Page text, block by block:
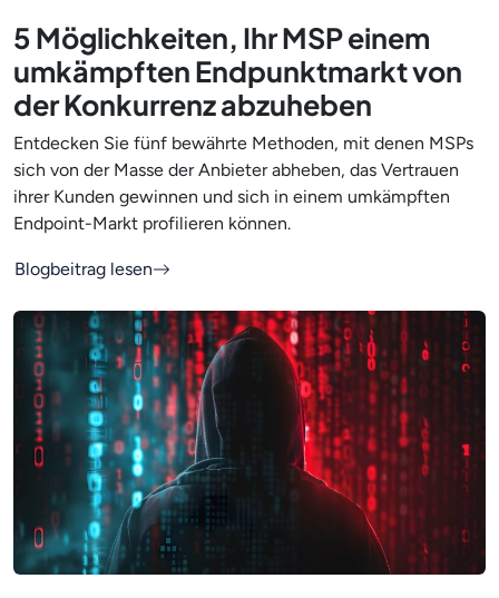
5 Möglichkeiten, Ihr MSP einem
umkämpften Endpunktmarkt von
der Konkurrenz abzuheben
Entdecken Sie fünf bewährte Methoden, mit denen MSPs
sich von der Masse der Anbieter abheben, das Vertrauen
ihrer Kunden gewinnen und sich in einem umkämpften
Endpoint-Markt profilieren können.
Blogbeitrag lesen